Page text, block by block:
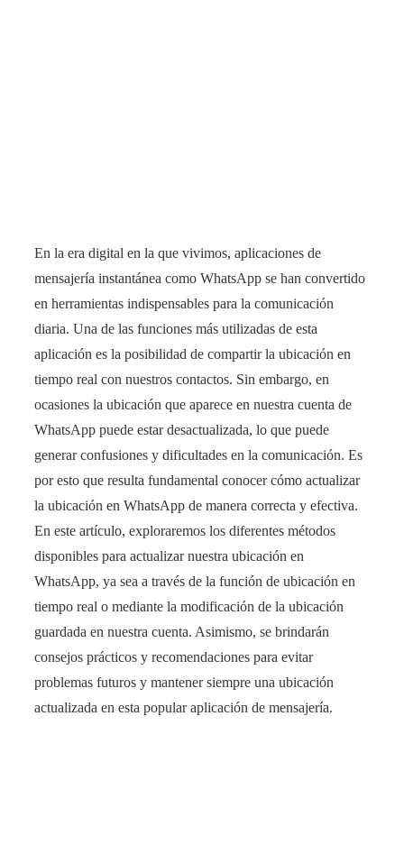
En la era digital en la que vivimos, aplicaciones de
mensajería instantánea como WhatsApp se han convertido
en herramientas indispensables para la comunicación
diaria. Una de las funciones más utilizadas de esta
aplicación es la posibilidad de compartir la ubicación en
tiempo real con nuestros contactos. Sin embargo, en
ocasiones la ubicación que aparece en nuestra cuenta de
WhatsApp puede estar desactualizada, lo que puede
generar confusiones y dificultades en la comunicación. Es
por esto que resulta fundamental conocer cómo actualizar
la ubicación en WhatsApp de manera correcta y efectiva.
En este artículo, exploraremos los diferentes métodos
disponibles para actualizar nuestra ubicación en
WhatsApp, ya sea a través de la función de ubicación en
tiempo real o mediante la modificación de la ubicación
guardada en nuestra cuenta. Asimismo, se brindarán
consejos prácticos y recomendaciones para evitar
problemas futuros y mantener siempre una ubicación
actualizada en esta popular aplicación de mensajería.